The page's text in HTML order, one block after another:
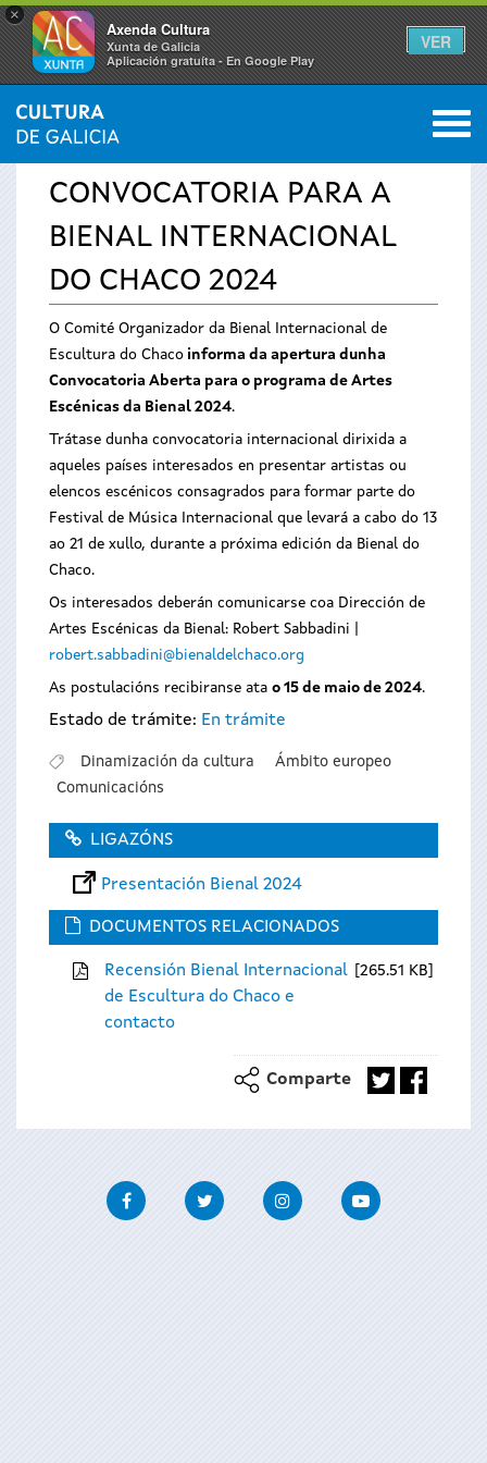
×
Axenda Cultura
Xunta de Galicia
Aplicación gratuíta - En Google Play
VER
Vostede
aquí
INICIO › SERVIZOS 0
CONVOCATORIA PARA A
BIENAL INTERNACIONAL
DO CHACO 2024
O Comité Organizador da Bienal Internacional de
Escultura do Chaco informa da apertura dunha
Convocatoria Aberta para o programa de Artes
Escénicas da Bienal 2024.
Trátase dunha convocatoria internacional dirixida a
aqueles países interesados en presentar artistas ou
elencos escénicos consagrados para formar parte do
Festival de Música Internacional que levará a cabo do 13
ao 21 de xullo, durante a próxima edición da Bienal do
Chaco.
Os interesados deberán comunicarse coa Dirección de
Artes Escénicas da Bienal: Robert Sabbadini |
robert.sabbadini@bienaldelchaco.org
As postulacións recibiranse ata o 15 de maio de 2024.
Estado de trámite: En trámite
Dinamización da cultura
Ámbito europeo
Comunicacións
LIGAZÓNS
Presentación Bienal 2024
DOCUMENTOS RELACIONADOS
Recensión Bienal Internacional
de Escultura do Chaco e
contacto
265.51 KB
Comparte
FacebookTwitter InstagramYoutube